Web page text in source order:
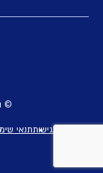
©
הצהרת נגישותתנאי